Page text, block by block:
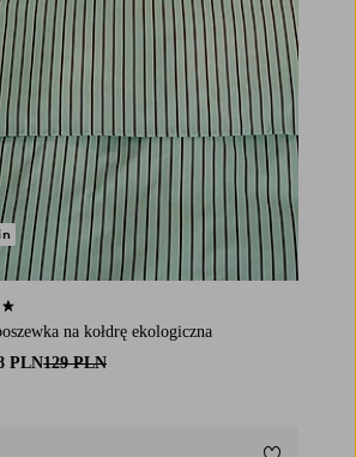
na kołdrę ekologiczna
PLN129 PLN
się na 35 ocenach